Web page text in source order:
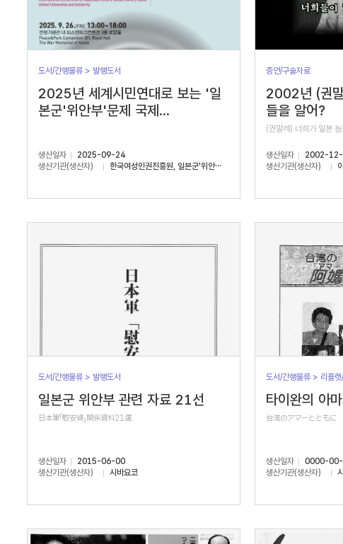
도서/간행물류 > 발행도서
2025년 세계시민연대로 보는 '일
본군'위안부'문제 국제...
생산일자
2025-09-24
생산기관(생산자)
한국여성인권진흥원, 일본군'위안부'문제연구소
증언/구술자료
2002년 (권
들을 알어?
(권말례) 너희가 일본
생산일자
2002-
생산기관(생산자)
도서/간행물류 > 발행도서
일본군 위안부 관련 자료 21선
日本軍「慰安婦」関係資料21選
생산일자
2015-06-00
생산기관(생산자)
시바요코
도서/간행물류 > 리플렛
타이완의 아
台湾のアマーとともに
생산일자
0000-
생산기관(생산자)